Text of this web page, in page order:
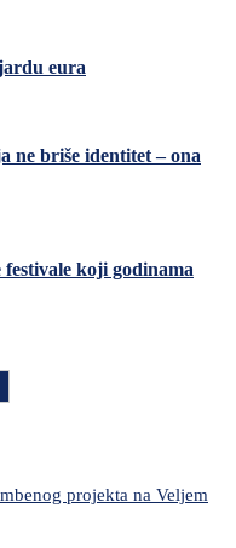
eura
ne briše identitet – ona
koji godinama
projekta na Veljem